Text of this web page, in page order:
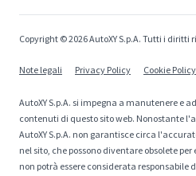
Copyright © 2026 AutoXY S.p.A. Tutti i diritti
Note legali Privacy Policy Cookie Policy
AutoXY S.p.A. si impegna a manutenere e
contenuti di questo sito web. Nonostante
AutoXY S.p.A. non garantisce circa
nel sito, che possono diventare obsolete per
non potrà essere considerata responsabile